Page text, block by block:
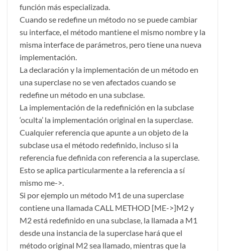
función más especializada.
Cuando se redefine un método no se puede cambiar
su interface, el método mantiene el mismo nombre y la
misma interface de parámetros, pero tiene una nueva
implementación.
La declaración y la implementación de un método en
una superclase no se ven afectados cuando se
redefine un método en una subclase.
La implementación de la redefinición en la subclase
‘oculta’ la implementación original en la superclase.
Cualquier referencia que apunte a un objeto de la
subclase usa el método redefinido, incluso si la
referencia fue definida con referencia a la superclase.
Esto se aplica particularmente a la referencia a sí
mismo me->.
Si por ejemplo un método M1 de una superclase
contiene una llamada CALL METHOD [ME->]M2 y
M2 está redefinido en una subclase, la llamada a M1
desde una instancia de la superclase hará que el
método original M2 sea llamado, mientras que la